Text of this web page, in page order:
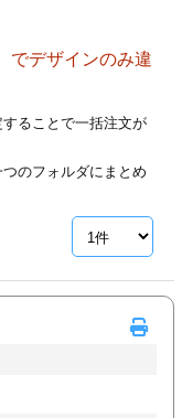
でデザインのみ違
ることで一括注文が
のフォルダにまとめ